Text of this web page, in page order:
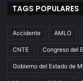
TAGS POPULARES
Accidente AMLO
CNTE Congreso del
Gobierno del Estado de